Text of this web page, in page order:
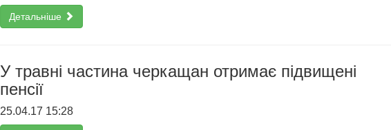
Детальніше
У травні частина черкащан отримає підвищені
пенсії
25.04.17 15:28